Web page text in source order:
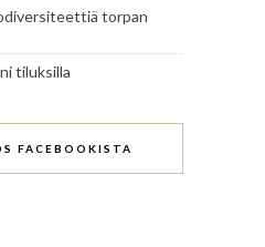
torpan
tiluksilla
FACEBOOKISTA